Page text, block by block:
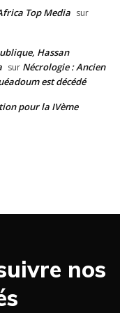
Top Media sur
Hassan
sur Nécrologie : Ancien
est décédé
pour la IVème
nos